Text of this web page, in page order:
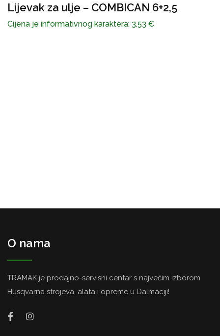
Cijena je informativnog karaktera:3,88 €
O nama
TRAMAK je prodajno-servisni centar s najvećim izborom
Husqvarna strojeva, alata i opreme u Dalmaciji!